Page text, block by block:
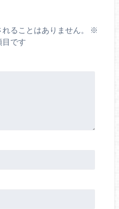
ることはありません。
※
目です